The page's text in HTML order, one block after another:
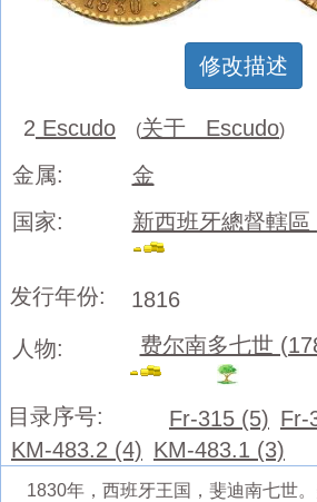
修改描述
2 Escudo (关于 Escudo)
金属:
金
国家:
新西班牙總督轄
发行年份:
1816
人物:
费尔南多七世
目录序号: Fr-315 (5) Fr-
KM-483.2 (4) KM-483.1 (3)
1830年，西班牙王国，斐迪南七世